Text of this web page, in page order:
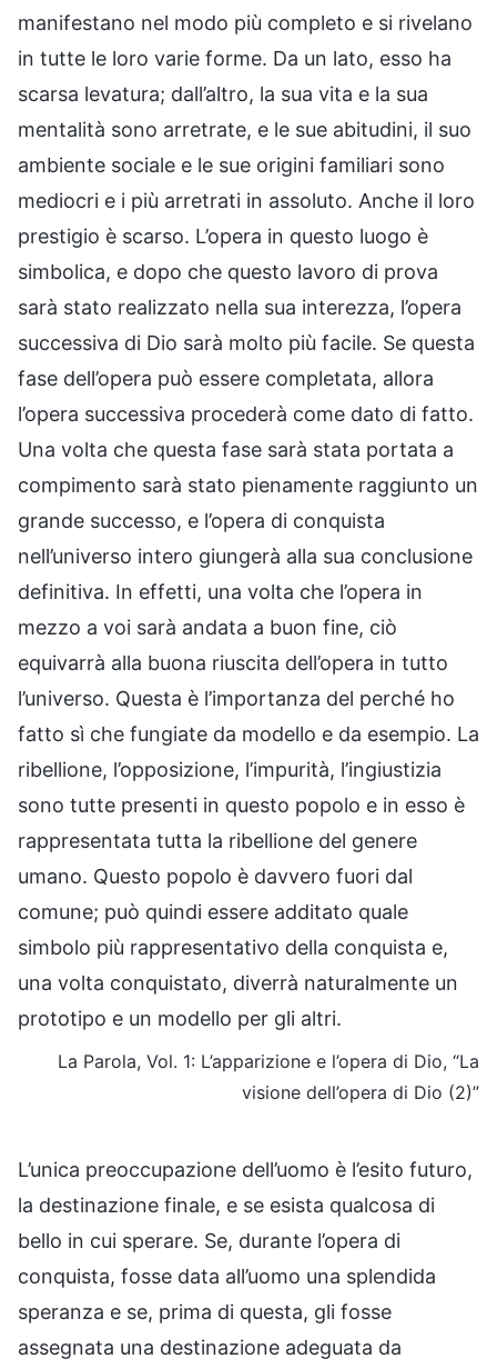
manifestano nel modo più completo e si rivelano
in tutte le loro varie forme. Da un lato, esso ha
scarsa levatura; dall’altro, la sua vita e la sua
mentalità sono arretrate, e le sue abitudini, il suo
ambiente sociale e le sue origini familiari sono
mediocri e i più arretrati in assoluto. Anche il loro
prestigio è scarso. L’opera in questo luogo è
simbolica, e dopo che questo lavoro di prova
sarà stato realizzato nella sua interezza, l’opera
successiva di Dio sarà molto più facile. Se questa
fase dell’opera può essere completata, allora
l’opera successiva procederà come dato di fatto.
Una volta che questa fase sarà stata portata a
compimento sarà stato pienamente raggiunto un
grande successo, e l’opera di conquista
nell’universo intero giungerà alla sua conclusione
definitiva. In effetti, una volta che l’opera in
mezzo a voi sarà andata a buon fine, ciò
equivarrà alla buona riuscita dell’opera in tutto
l’universo. Questa è l’importanza del perché ho
fatto sì che fungiate da modello e da esempio. La
ribellione, l’opposizione, l’impurità, l’ingiustizia
sono tutte presenti in questo popolo e in esso è
rappresentata tutta la ribellione del genere
umano. Questo popolo è davvero fuori dal
comune; può quindi essere additato quale
simbolo più rappresentativo della conquista e,
una volta conquistato, diverrà naturalmente un
prototipo e un modello per gli altri.
La Parola, Vol. 1: L’apparizione e l’opera di Dio, “La
visione dell’opera di Dio (2)”
L’unica preoccupazione dell’uomo è l’esito futuro,
la destinazione finale, e se esista qualcosa di
bello in cui sperare. Se, durante l’opera di
conquista, fosse data all’uomo una splendida
speranza e se, prima di questa, gli fosse
assegnata una destinazione adeguata da